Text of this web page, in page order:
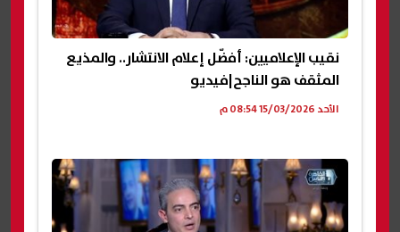
نقيب الإعلاميين: أفضّل إعلام الانتشار.. والمذيع
المثقف هو الناجح|فيديو
الأحد 15/03/2026 08:54 م